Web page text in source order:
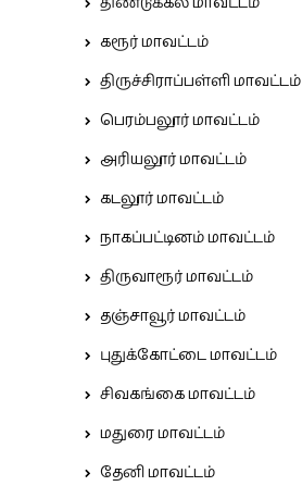
கரூர் மாவட்டம்
திருச்சிராப்பள்ளி மாவட்டம்
பெரம்பலூர் மாவட்டம்
அரியலூர் மாவட்டம்
கடலூர் மாவட்டம்
நாகப்பட்டினம் மாவட்டம்
திருவாரூர் மாவட்டம்
தஞ்சாவூர் மாவட்டம்
புதுக்கோட்டை மாவட்டம்
சிவகங்கை மாவட்டம்
மதுரை மாவட்டம்
தேனி மாவட்டம்